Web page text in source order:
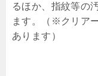
るほか、指紋等の
ます。（※クリア
あります）